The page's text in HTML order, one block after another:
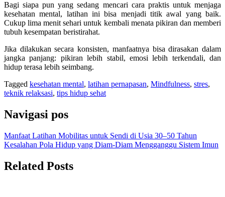
Bagi siapa pun yang sedang mencari cara praktis untuk menjaga
kesehatan mental, latihan ini bisa menjadi titik awal yang baik.
Cukup lima menit sehari untuk kembali menata pikiran dan memberi
tubuh kesempatan beristirahat.
Jika dilakukan secara konsisten, manfaatnya bisa dirasakan dalam
jangka panjang: pikiran lebih stabil, emosi lebih terkendali, dan
hidup terasa lebih seimbang.
Tagged kesehatan mental, latihan pernapasan, Mindfulness, stres,
teknik relaksasi, tips hidup sehat
Navigasi pos
Manfaat Latihan Mobilitas untuk Sendi di Usia 30–50 Tahun
Kesalahan Pola Hidup yang Diam-Diam Mengganggu Sistem Imun
Related Posts